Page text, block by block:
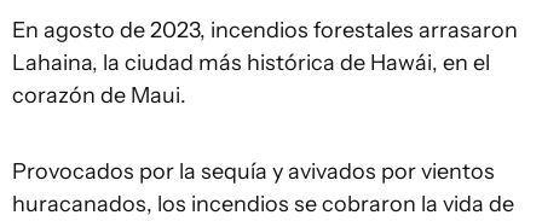
En agosto de 2023, incendios forestales arrasaron
Lahaina, la ciudad más histórica de Hawái, en el
corazón de Maui.
Provocados por la sequía y avivados por vientos
huracanados, los incendios se cobraron la vida de